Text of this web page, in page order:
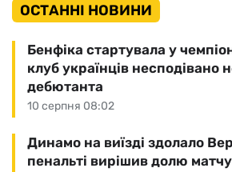
ОСТАННІ НОВИНИ
10 серпня 08:02
Бенфіка стартувала у
клуб українців несподівано
дебютанта
Динамо на виїзді здолало
пенальті вирішив долю